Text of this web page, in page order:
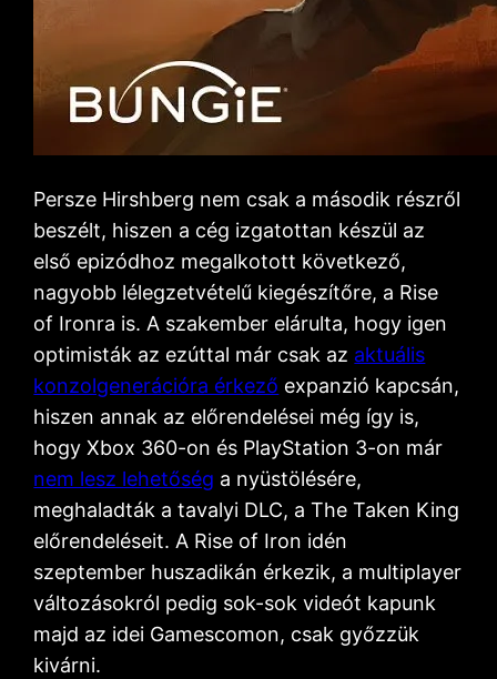
Persze Hirshberg nem csak a második részről
beszélt, hiszen a cég izgatottan készül az
első epizódhoz megalkotott következő,
nagyobb lélegzetvételű kiegészítőre, a Rise
of Ironra is. A szakember elárulta, hogy igen
optimisták az ezúttal már csak az aktuális
konzolgenerációra érkező expanzió kapcsán,
hiszen annak az előrendelései még így is,
hogy Xbox 360-on és PlayStation 3-on már
nem lesz lehetőség a nyüstölésére,
meghaladták a tavalyi DLC, a The Taken King
előrendeléseit. A Rise of Iron idén
szeptember huszadikán érkezik, a multiplayer
változásokról pedig sok-sok videót kapunk
majd az idei Gamescomon, csak győzzük
kivárni.